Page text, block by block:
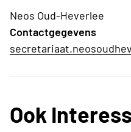
Neos Oud-Heverlee
Contactgegevens
Ook